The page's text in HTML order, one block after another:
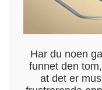
Har du noen
funnet den
at det er